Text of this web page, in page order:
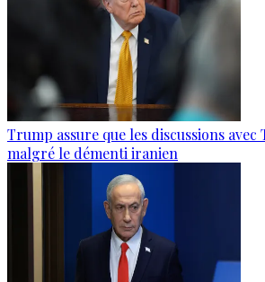
Trump assure que les discussions
malgré le démenti iranien